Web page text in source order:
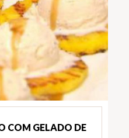
COM GELADO DE